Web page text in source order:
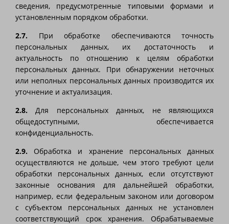
сведения, предусмотренные типовыми формами и
установленным порядком обработки.
2.7. При обработке обеспечиваются точность
персональных данных, их достаточность и
актуальность по отношению к целям обработки
персональных данных. При обнаружении неточных
или неполных персональных данных производится их
уточнение и актуализация.
2.8. Для персональных данных, не являющихся
общедоступными, обеспечивается
конфиденциальность.
2.9. Обработка и хранение персональных данных
осуществляются не дольше, чем этого требуют цели
обработки персональных данных, если отсутствуют
законные основания для дальнейшей обработки,
например, если федеральным законом или договором
с субъектом персональных данных не установлен
соответствующий срок хранения. Обрабатываемые